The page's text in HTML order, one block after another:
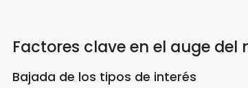
Factores clave en el auge
Bajada de los tipos de interés